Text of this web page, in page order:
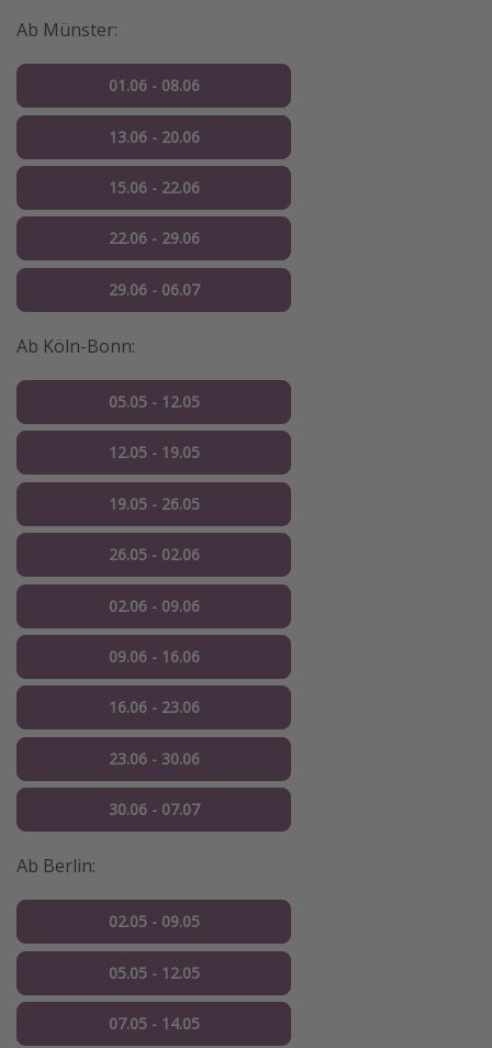
Ab Münster:
01.06 - 08.06
13.06 - 20.06
15.06 - 22.06
22.06 - 29.06
29.06 - 06.07
Ab Köln-Bonn:
05.05 - 12.05
12.05 - 19.05
19.05 - 26.05
26.05 - 02.06
02.06 - 09.06
09.06 - 16.06
16.06 - 23.06
23.06 - 30.06
30.06 - 07.07
Ab Berlin:
02.05 - 09.05
05.05 - 12.05
07.05 - 14.05